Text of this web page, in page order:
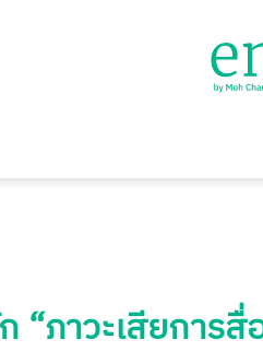
“ภาวะเสียการ